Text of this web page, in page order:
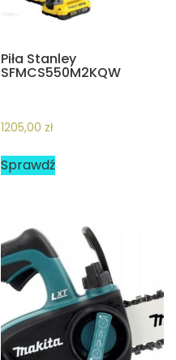
Piła Stanley
SFMCS550M2KQW
1205,00 zł
Sprawdź